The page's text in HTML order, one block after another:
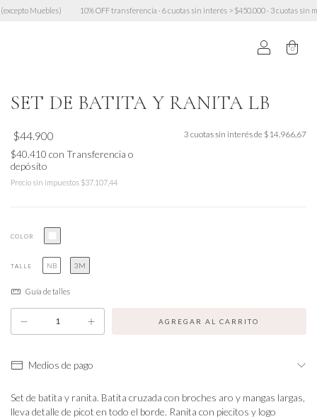
10% OFF transferencia · 6 cuotas sin interés > $450.000 · 3 cuotas sin mínimo ·
0
SET DE BATITA Y RANITA LB
$44.900
$40.410 con Transferencia o
depósito
Precio sin impuestos $37.107,44
3 cuotas sin interés de $14.966,67
COLOR
TALLE NB 3M
Guía de talles
Medios de pago
Set de batita y ranita. Batita cruzada con broches aro y mangas largas,
lleva detalle de picot en todo el borde. Ranita con piecitos y logo